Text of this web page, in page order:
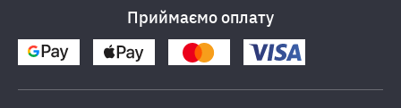
Приймаємо оплату